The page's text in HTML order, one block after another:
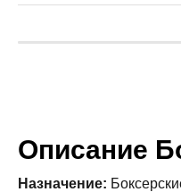
Описание
Назначение: